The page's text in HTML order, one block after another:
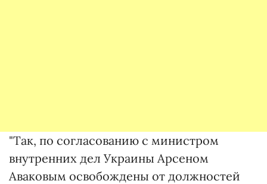
"Так, по согласованию с министром
внутренних дел Украины Арсеном
Аваковым освобождены от должностей